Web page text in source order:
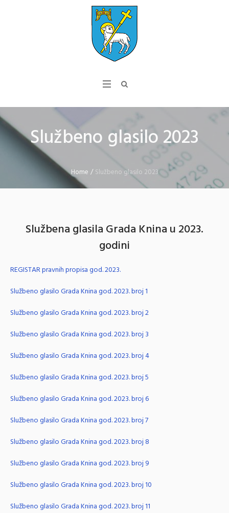
Službeno glasilo 2023
Home /Službeno glasilo 2023
Službena glasila Grada Knina u 2023.
godini
REGISTAR pravnih propisa god. 2023.
Službeno glasilo Grada Knina god. 2023. broj 1
Službeno glasilo Grada Knina god. 2023. broj 2
Službeno glasilo Grada Knina god. 2023. broj 3
Službeno glasilo Grada Knina god. 2023. broj 4
Službeno glasilo Grada Knina god. 2023. broj 5
Službeno glasilo Grada Knina god. 2023. broj 6
Službeno glasilo Grada Knina god. 2023. broj 7
Službeno glasilo Grada Knina god. 2023. broj 8
Službeno glasilo Grada Knina god. 2023. broj 9
Službeno glasilo Grada Knina god. 2023. broj 10
Službeno glasilo Grada Knina god. 2023. broj 11